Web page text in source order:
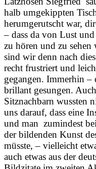
halb umgekippten
herumgerutscht war,
– dass da von Lust
zu hören und zu
sind wir denn nach
recht frustriert und
gegangen. Immerhin –
brillant gesungen.
Sitznachbarn wussten
uns darauf, dass eine
und man zumindest
der bildenden Kunst
müsste, – vielleicht
auch etwas aus der